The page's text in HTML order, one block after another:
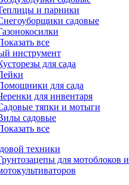
и парники
садовые
все
инструмент
для сада
для сада
для инвентаря
тяпки и мотыги
садовые
все
техники
для мотоблоков и